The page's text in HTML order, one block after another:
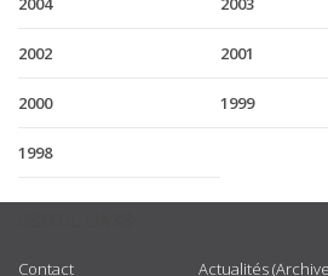
2002 2001
2000 1999
1998
Contact Actualités